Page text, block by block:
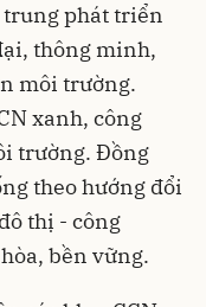
trung phát triển
thông minh,
môi trường.
xanh, công
trường. Đồng
theo hướng đổi
thị - công
bền vững.